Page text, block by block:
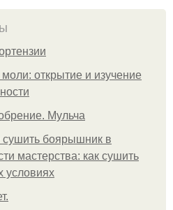
открытие и изучение
Мульча
сушить боярышник в
мастерства: как сушить
условиях